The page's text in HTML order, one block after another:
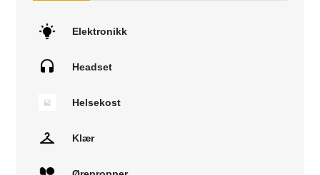
Elektronikk
Headset
Helsekost
Klær